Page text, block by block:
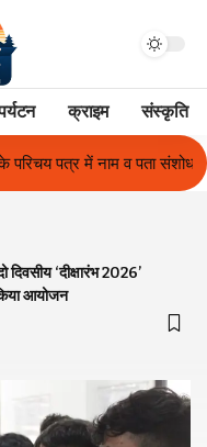
क्राइम संस्कृति
का हुआ समाधान
दिवसीय ‘दीक्षारंभ 2026’
आयोजन